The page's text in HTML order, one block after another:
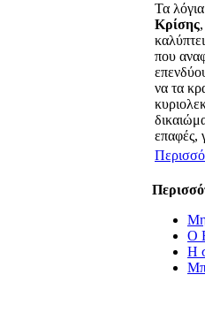
Τα
Κρίσης
που
να τα
επαφές,
Μη
Ο
Η